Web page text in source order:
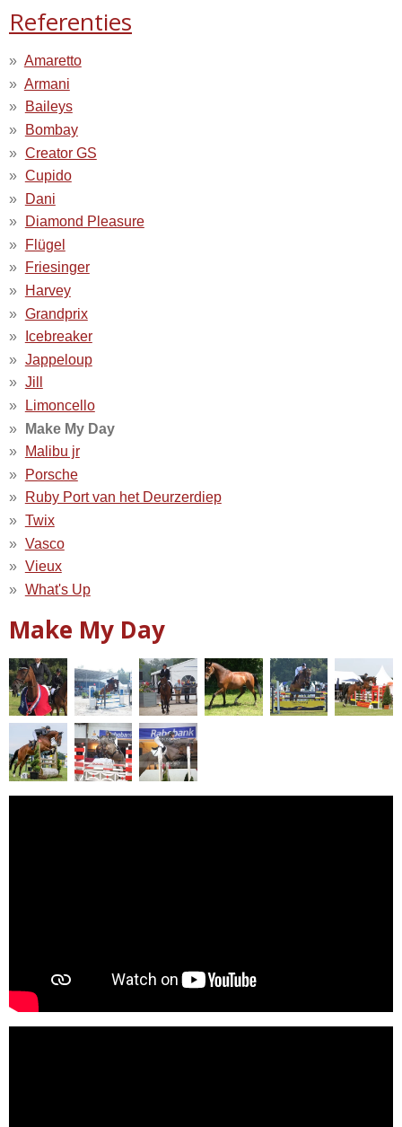
Referenties
Amaretto
Armani
Baileys
Bombay
Creator GS
Cupido
Dani
Diamond Pleasure
Flügel
Friesinger
Harvey
Grandprix
Icebreaker
Jappeloup
Jill
Limoncello
Make My Day
Malibu jr
Porsche
Ruby Port van het Deurzerdiep
Twix
Vasco
Vieux
What's Up
Make My Day